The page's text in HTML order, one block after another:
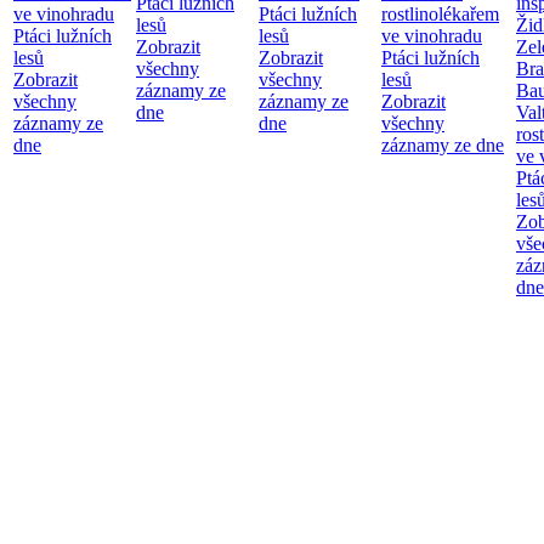
ve vinohradu
Ptáci lužních
lesů
Zobrazit
všechny
záznamy ze
dne
lesů
Zobrazit
všechny
záznamy ze
dne
Ptáci lužních
lesů
Zobrazit
všechny
záznamy ze
dne
rostlinolékařem
ve vinohradu
Ptáci lužních
lesů
Zobrazit
všechny
záznamy ze dne
ve
dne